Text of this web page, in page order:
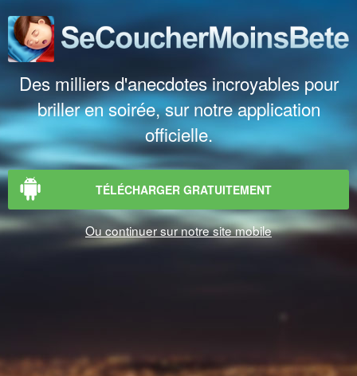
Des milliers d'anecdotes incroyables pour
briller en soirée, sur notre application
officielle.
TÉLÉCHARGER GRATUITEMENT
Ou continuer sur notre site mobile